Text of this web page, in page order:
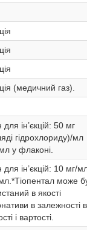
(медичний газ).
для ін’єкцій: 50 мг
гідрохлориду)/мл
у флаконі.
для ін’єкцій: 10 мг/
може
в якості
в залежності
і вартості.